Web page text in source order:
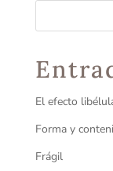
El efecto
Forma y
Frágil